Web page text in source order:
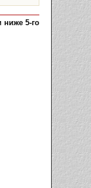
ниже 5-го